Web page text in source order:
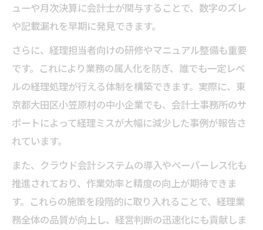
ューや月次決算に会計士が関与することで、数字のズレ
や記載漏れを早期に発見できます。
さらに、経理担当者向けの研修やマニュアル整備も重要
です。これにより業務の属人化を防ぎ、誰でも一定レベ
ルの経理処理が行える体制を構築できます。実際に、東
京都大田区小笠原村の中小企業でも、会計士事務所のサ
ポートによって経理ミスが大幅に減少した事例が報告さ
れています。
また、クラウド会計システムの導入やペーパーレス化も
推進されており、作業効率と精度の向上が期待できま
す。これらの施策を段階的に取り入れることで、経理業
務全体の品質が向上し、経営判断の迅速化にも貢献しま